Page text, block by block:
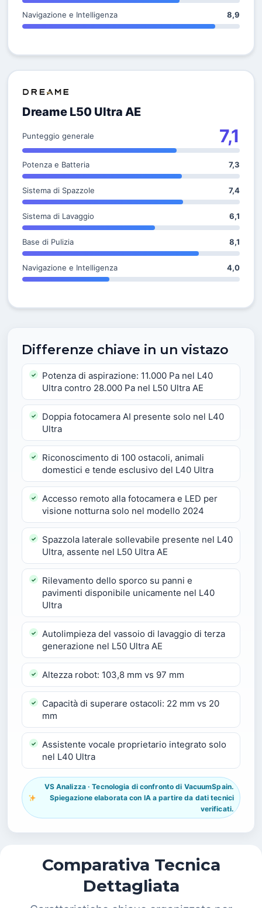
Navigazione e Intelligenza 8,9
Dreame L50 Ultra AE
Punteggio generale 7,1
Potenza e Batteria 7,3
Sistema di Spazzole 7,4
Sistema di Lavaggio 6,1
Base di Pulizia 8,1
Navigazione e Intelligenza 4,0
Differenze chiave in un vistazo
Potenza di aspirazione: 11.000 Pa nel L40
Ultra contro 28.000 Pa nel L50 Ultra AE
Doppia fotocamera AI presente solo nel L40
Ultra
Riconoscimento di 100 ostacoli, animali
domestici e tende esclusivo del L40 Ultra
Accesso remoto alla fotocamera e LED per
visione notturna solo nel modello 2024
Spazzola laterale sollevabile presente nel L40
Ultra, assente nel L50 Ultra AE
Rilevamento dello sporco su panni e
pavimenti disponibile unicamente nel L40
Ultra
Autolimpieza del vassoio di lavaggio di terza
generazione nel L50 Ultra AE
Altezza robot: 103,8 mm vs 97 mm
Capacità di superare ostacoli: 22 mm vs 20
mm
Assistente vocale proprietario integrato solo
nel L40 Ultra
VS Analizza · Tecnologia di confronto di VacuumSpain.
Spiegazione elaborata con IA a partire da dati tecnici
verificati.
Comparativa Tecnica
Dettagliata